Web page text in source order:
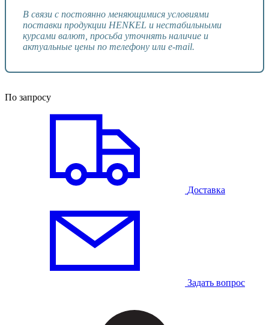
В связи с постоянно меняющимися условиями
поставки продукции HENKEL и нестабильными
курсами валют, просьба уточнять наличие и
актуальные цены по телефону или e-mail.
По запросу
Доставка
Задать вопрос